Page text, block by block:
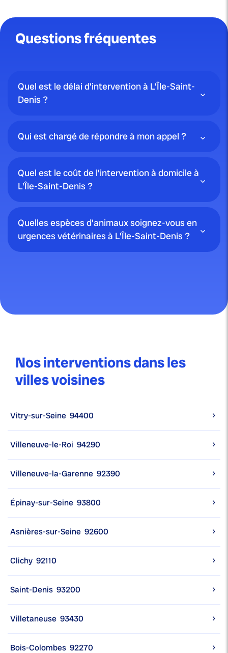
Questions fréquentes
Quel est le délai d'intervention à L'Île-Saint-
Denis ?
Qui est chargé de répondre à mon appel ?
Quel est le coût de l'intervention à domicile à
L'Île-Saint-Denis ?
Quelles espèces d'animaux soignez-vous en
urgences vétérinaires à L'Île-Saint-Denis ?
Nos interventions dans les
villes voisines
Vitry-sur-Seine 94400
Villeneuve-le-Roi 94290
Villeneuve-la-Garenne 92390
Épinay-sur-Seine 93800
Asnières-sur-Seine 92600
Clichy 92110
Saint-Denis 93200
Villetaneuse 93430
Bois-Colombes 92270